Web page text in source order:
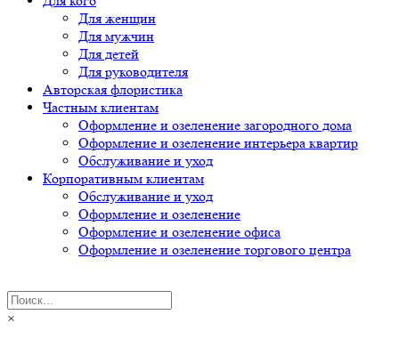
Для женщин
Для мужчин
Для детей
Для руководителя
Авторская флористика
Частным клиентам
Оформление и озеленение загородного дома
Оформление и озеленение интерьера квартир
Обслуживание и уход
Корпоративным клиентам
Обслуживание и уход
Оформление и озеленение
Оформление и озеленение офиса
Оформление и озеленение торгового центра
×